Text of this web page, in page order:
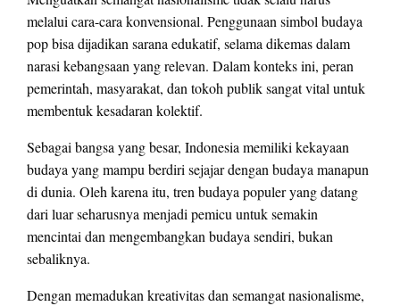
melalui cara-cara konvensional. Penggunaan simbol budaya
pop bisa dijadikan sarana edukatif, selama dikemas dalam
narasi kebangsaan yang relevan. Dalam konteks ini, peran
pemerintah, masyarakat, dan tokoh publik sangat vital untuk
membentuk kesadaran kolektif.
Sebagai bangsa yang besar, Indonesia memiliki kekayaan
budaya yang mampu berdiri sejajar dengan budaya manapun
di dunia. Oleh karena itu, tren budaya populer yang datang
dari luar seharusnya menjadi pemicu untuk semakin
mencintai dan mengembangkan budaya sendiri, bukan
sebaliknya.
Dengan memadukan kreativitas dan semangat nasionalisme,